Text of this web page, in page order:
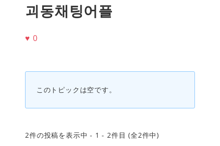
괴동채팅어플
♥ 0
このトピックは空です。
2件の投稿を表示中 - 1 - 2件目 (全2件中)